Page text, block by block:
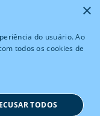
×
do usuário. Ao
todos os cookies de
TODOS